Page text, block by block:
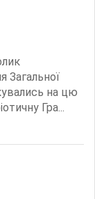
Загальної
на цю
Гра...